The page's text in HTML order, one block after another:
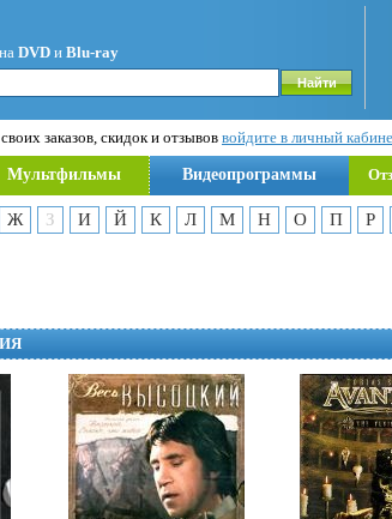
DVD и Blu-ray
заказов, скидок и отзывов войдите в личный
Мультфильмы Видеопрограммы
Ж З И Й К Л М Н О П Р